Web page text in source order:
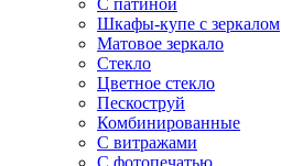
С патиной
Шкафы-купе с зеркалом
Матовое зеркало
Стекло
Цветное стекло
Пескоструй
Комбинированные
С витражами
С фотопечатью